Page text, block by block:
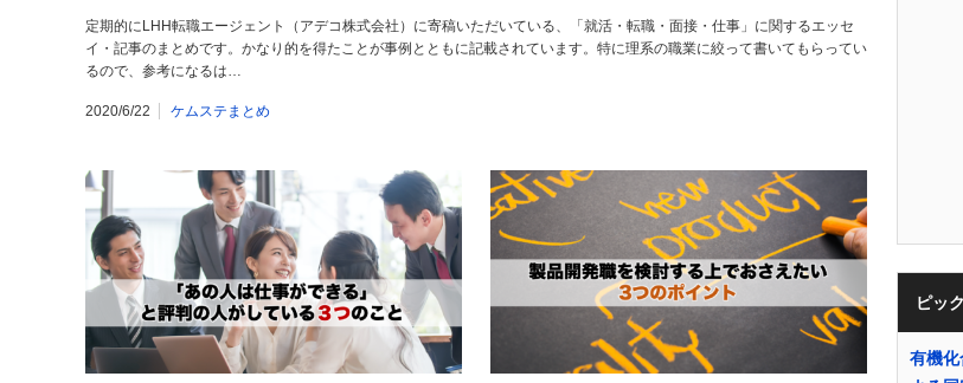
定期的にLHH転職エージェント（アデコ株式会社）に寄稿いただいている、「就活・転職・面接・仕事」に関するエッセ
イ・記事のまとめです。かなり的を得たことが事例とともに記載されています。特に理系の職業に絞って書いてもらってい
るので、参考になるは…
2020/6/22 ケムステまとめ
ピッ
有機化